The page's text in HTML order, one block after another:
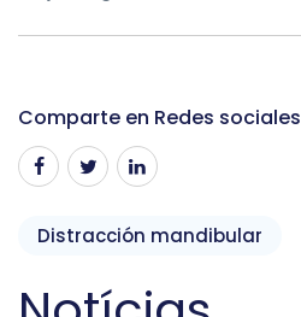
Comparte en Redes sociales
Distracción mandibular